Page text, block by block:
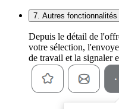
7. Autres fonctionnalités
Depuis le détail de
votre sélection,
de travail et la signaler